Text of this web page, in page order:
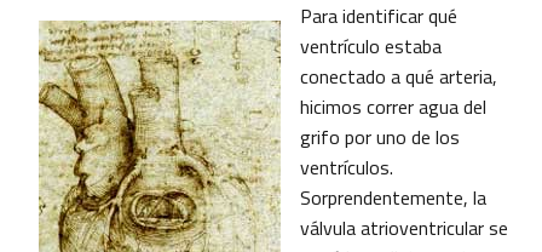
Para identificar qué
ventrículo estaba
conectado a qué arteria,
hicimos correr agua del
grifo por uno de los
ventrículos.
Sorprendentemente, la
válvula atrioventricular se